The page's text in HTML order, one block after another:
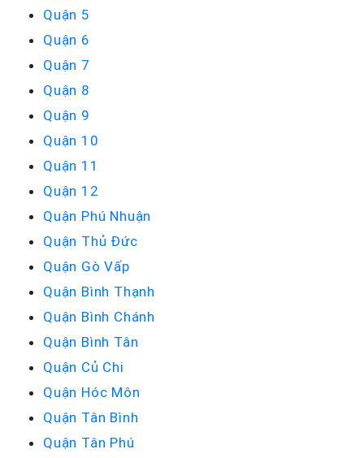
Quận 5
Quận 6
Quận 7
Quận 8
Quận 9
Quận 10
Quận 11
Quận 12
Quận Phú Nhuận
Quận Thủ Đức
Quận Gò Vấp
Quận Bình Thạnh
Quận Bình Chánh
Quận Bình Tân
Quận Củ Chi
Quận Hóc Môn
Quận Tân Bình
Quận Tân Phú